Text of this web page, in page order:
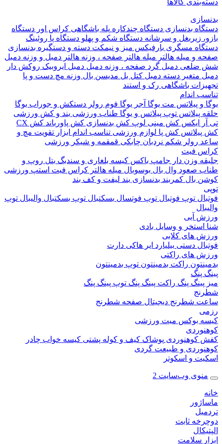
کالاها
بدنسازیدستگاه چندکارهپله باشگاهیکراس اوردستگاه
زیربغل و سرشانه دستگاه شکم و پهلودستگاه پاروئینگ
مسگریبارفیکسمیز و نیمکتدسته و دستگیره بدنسازی
و میله هالتر میله هالتر صفحه ، وزنه هالتر دمبل و وزنه دمبل
دمبل گرد صفحه ، وزنه دمبل دمبل ایروبیک روکش دار
متغیردسته دمبل کتل بلمدیسن بالوزنه مچ دست و پا
باشگاهیرک و استند
اندام
و پیلاتسمت یوگاآجر یوگا فوم رولر دستکش و جوراب یوگا
پیلاتستوپ پیلاتس و یوگاطناب ورزشی بند و کش ورزشی
ایکس کش مینی لوپ کش بدنسازیکش پاورباندکش CX
کش پالوازم ورزشی تناسب اندام ابزار تقویت مچ و
رولر شکم نردبان چابکیقمقمه و شیکر ورزشی
فیت
وزن دارجامپ باکسکیسه بلغاری و سندبگبتل روپ و
صعودوال بال بوسوبالمیله هالتر کراس فیت استپ ورزشی
بالکمربند بدنسازیبند لیفت و کف بند
توپ فوتبالتوپ فوتسالبسکتبالتوپ بسکتبالوالیبال توپ
آبی
و وسایل بادی
های کلابی
دستیبیلیاردایر هاکیدارت
های راکتی
راکت بدمینتونتوپ بدمینتون
پنگ
پنگراکت پینگ پنگتوپ پینگ پنگ
شطرنج دیجیتالصفحه شطرنج
بوکسمیت ورزشی
کوهنوردیپوشاککیف و کوله پشتیکیسه خوابچادر
و طبیعت گردی
و اسکوتر
وب‌سایت 2
ثابت
سلامت